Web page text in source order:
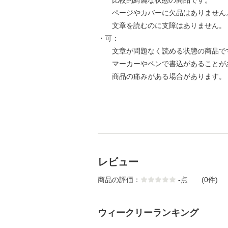
ページやカバーに欠品はありません
文章を読むのに支障はありません。
・可：
文章が問題なく読める状態の商品で
マーカーやペンで書込があることが
商品の痛みがある場合があります。
レビュー
商品の評価： -点 (0件)
ウィークリーランキング